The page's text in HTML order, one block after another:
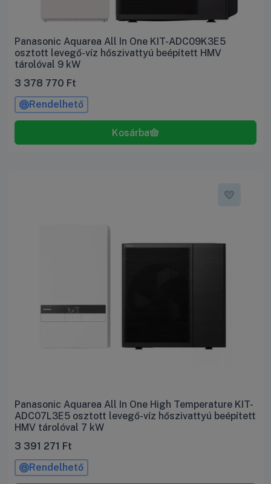
Panasonic Aquarea All In One KIT-ADC09K3E5
osztott levegő-víz hőszivattyú beépített HMV
tárolóval 9 kW
3 378 770 Ft
Rendelhető
Panasonic Aquarea All In One High Temperature KIT-
ADC07L3E5 osztott levegő-víz hőszivattyú beépített
HMV tárolóval 7 kW
3 391 271 Ft
Rendelhető